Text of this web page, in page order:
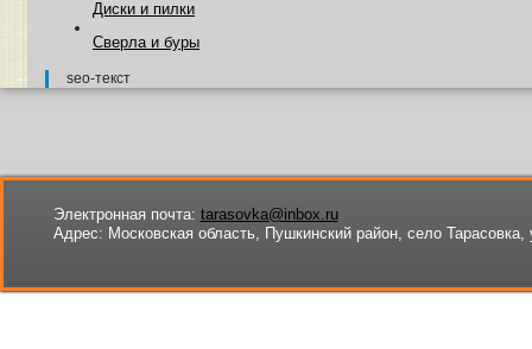
Диски и пилки
Сверла и буры
seo-текст
Электронная почта: tarasovka@inbox.ru
Адрес: Московская область, Пушкинский район, село